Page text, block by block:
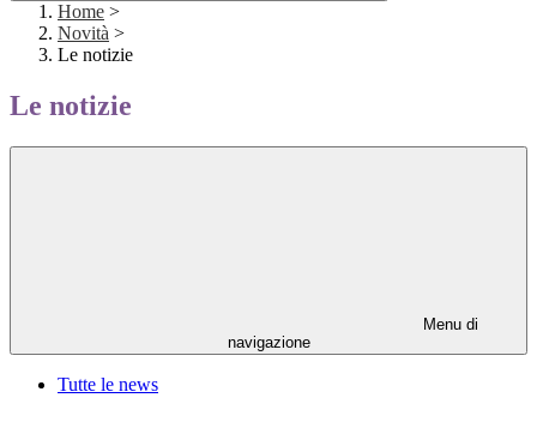
Home >
Novità >
Le notizie
Le notizie
Menu di
navigazione
Tutte le news